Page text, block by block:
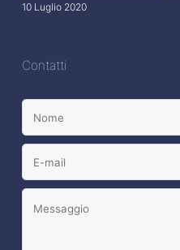
10 Luglio 2020
Contatti